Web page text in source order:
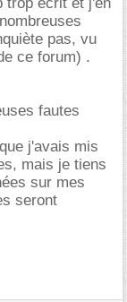
pas, vu
ce forum) .
fautes
j'avais mis
mais je tiens
sur mes
seront